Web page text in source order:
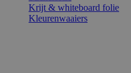
Krijt & whiteboard folie
Kleurenwaaiers